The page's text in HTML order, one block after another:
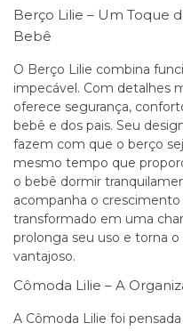
Berço Lilie – Um Toque
Bebê
O Berço Lilie combina
impecável. Com detalhes
oferece segurança,
bebê e dos pais. Seu
fazem com que o berço
mesmo tempo que
o bebê dormir
acompanha o
transformado em uma
prolonga seu uso e torna
vantajoso.
Cômoda Lilie – A
A Cômoda Lilie foi